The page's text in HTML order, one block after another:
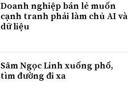
Doanh nghiệp bán lẻ muốn
cạnh tranh phải làm chủ AI và
dữ liệu
Sâm Ngọc Linh xuống phố,
tìm đường đi xa